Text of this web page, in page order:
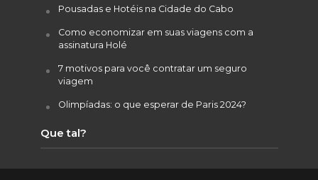
Pousadas e Hotéis na Cidade do Cabo
Como economizar em suas viagens com a
assinatura Holé
7 motivos para você contratar um seguro
viagem
Olimpíadas: o que esperar de Paris 2024?
Que tal?